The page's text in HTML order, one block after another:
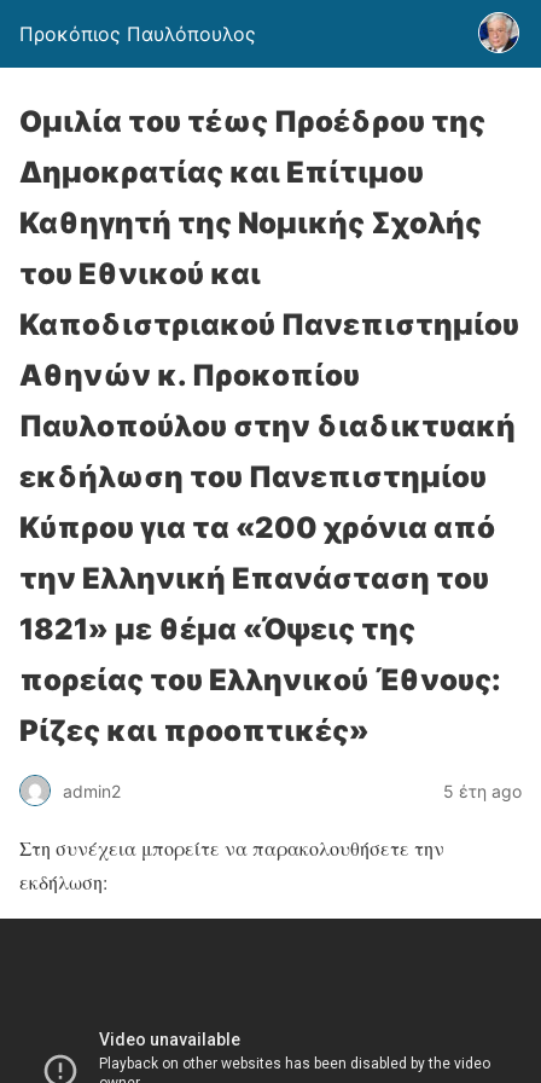
Προκόπιος Παυλόπουλος
Ομιλία του τέως Προέδρου της
Δημοκρατίας και Επίτιμου
Καθηγητή της Νομικής Σχολής
του Εθνικού και
Καποδιστριακού Πανεπιστημίου
Αθηνών κ. Προκοπίου
Παυλοπούλου στην διαδικτυακή
εκδήλωση του Πανεπιστημίου
Κύπρου για τα «200 χρόνια από
την Ελληνική Επανάσταση του
1821» με θέμα «Όψεις της
πορείας του Ελληνικού Έθνους:
Ρίζες και προοπτικές»
admin2 5 έτη ago
Στη συνέχεια μπορείτε να παρακολουθήσετε την
εκδήλωση: